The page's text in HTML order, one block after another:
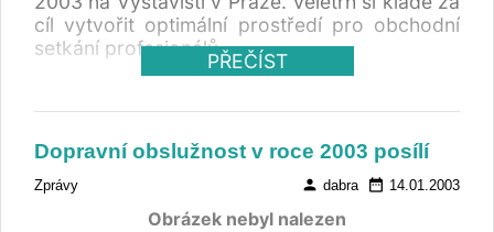
cíl vytvořit optimální prostředí pro obchodní
setkání profesionálů
PŘEČÍST
Dopravní obslužnost v roce 2003 posílí
Zprávy person dabra date_range 14.01.2003
Obrázek nebyl nalezen